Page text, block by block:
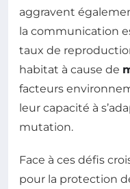
aggravent
la communication
taux de
habitat à cause de
facteurs
leur capacité à
mutation.
Face à ces défis
pour la protection